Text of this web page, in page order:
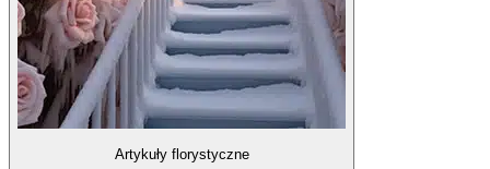
Artykuły florystyczne